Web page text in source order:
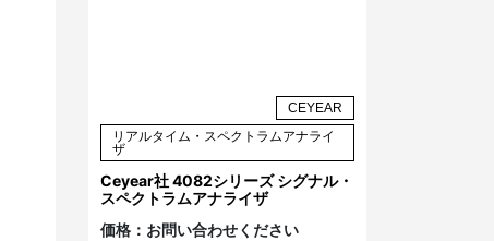
CEYEAR
リアルタイム・スペクトラムアナライ
ザ
Ceyear社 4082シリーズ シグナル・
スペクトラムアナライザ
価格： お問い合わせください